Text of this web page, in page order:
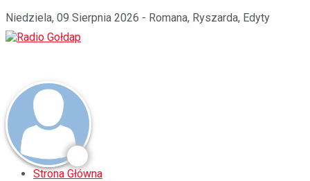
Niedziela, 09 Sierpnia 2026 - Romana, Ryszarda, Edyty
Strona Główna